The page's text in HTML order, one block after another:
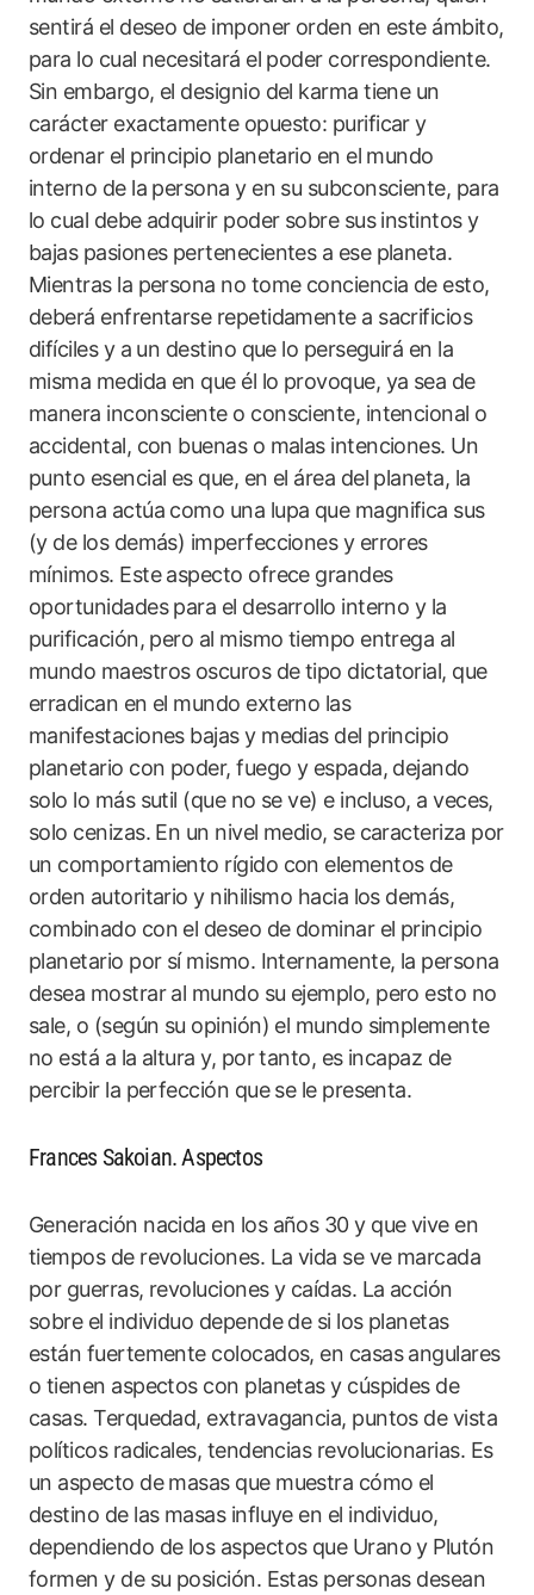
sentirá el deseo de imponer orden en este ámbito,
para lo cual necesitará el poder correspondiente.
Sin embargo, el designio del karma tiene un
carácter exactamente opuesto: purificar y
ordenar el principio planetario en el mundo
interno de la persona y en su subconsciente, para
lo cual debe adquirir poder sobre sus instintos y
bajas pasiones pertenecientes a ese planeta.
Mientras la persona no tome conciencia de esto,
deberá enfrentarse repetidamente a sacrificios
difíciles y a un destino que lo perseguirá en la
misma medida en que él lo provoque, ya sea de
manera inconsciente o consciente, intencional o
accidental, con buenas o malas intenciones. Un
punto esencial es que, en el área del planeta, la
persona actúa como una lupa que magnifica sus
(y de los demás) imperfecciones y errores
mínimos. Este aspecto ofrece grandes
oportunidades para el desarrollo interno y la
purificación, pero al mismo tiempo entrega al
mundo maestros oscuros de tipo dictatorial, que
erradican en el mundo externo las
manifestaciones bajas y medias del principio
planetario con poder, fuego y espada, dejando
solo lo más sutil (que no se ve) e incluso, a veces,
solo cenizas. En un nivel medio, se caracteriza por
un comportamiento rígido con elementos de
orden autoritario y nihilismo hacia los demás,
combinado con el deseo de dominar el principio
planetario por sí mismo. Internamente, la persona
desea mostrar al mundo su ejemplo, pero esto no
sale, o (según su opinión) el mundo simplemente
no está a la altura y, por tanto, es incapaz de
percibir la perfección que se le presenta.
Frances Sakoian. Aspectos
Generación nacida en los años 30 y que vive en
tiempos de revoluciones. La vida se ve marcada
por guerras, revoluciones y caídas. La acción
sobre el individuo depende de si los planetas
están fuertemente colocados, en casas angulares
o tienen aspectos con planetas y cúspides de
casas. Terquedad, extravagancia, puntos de vista
políticos radicales, tendencias revolucionarias. Es
un aspecto de masas que muestra cómo el
destino de las masas influye en el individuo,
dependiendo de los aspectos que Urano y Plutón
formen y de su posición. Estas personas desean